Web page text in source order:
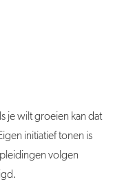
je wilt groeien kan dat
initiatief tonen is
volgen